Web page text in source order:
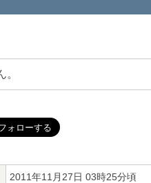
2011年11月27日 03時25分頃